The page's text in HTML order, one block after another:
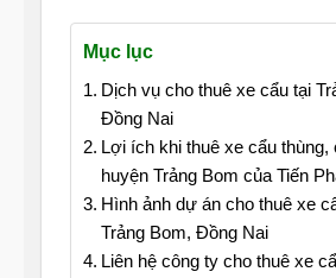
Mục lục
Dịch vụ cho thuê xe cẩu tại
Đồng Nai
Lợi ích khi thuê xe cẩu thùng,
huyện Trảng Bom của Tiến
Hình ảnh dự án cho thuê xe
Trảng Bom, Đồng Nai
Liên hệ công ty cho thuê xe